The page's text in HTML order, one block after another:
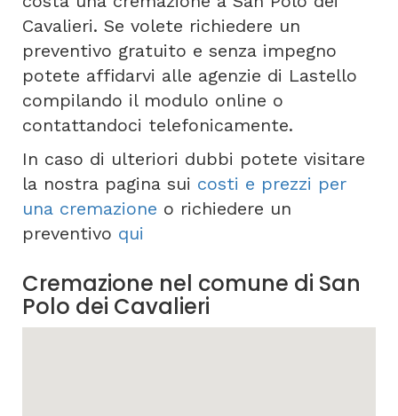
Cavalieri. Se volete richiedere un
preventivo gratuito e senza impegno
potete affidarvi alle agenzie di Lastello
compilando il modulo online o
contattandoci telefonicamente.
In caso di ulteriori dubbi potete visitare
la nostra pagina sui costi e prezzi per
una cremazione o richiedere un
preventivo qui
Cremazione nel comune di San
Polo dei Cavalieri